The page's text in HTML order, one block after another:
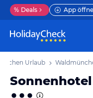
% Deals App
Urlaub